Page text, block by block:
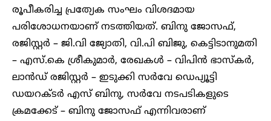
രൂപീകരിച്ച പ്രത്യേക സംഘം വിശദമായ
പരിശോധനയാണ് നടത്തിയത്. ബിനു ജോസഫ്,
രജിസ്റ്റർ – ജി.വി ജ്യോതി, വി.പി ബിജു, കെട്ടിടാനുമതി
– എസ്.കെ ശ്രീകുമാർ, രേഖകൾ – വിപിൻ ഭാസ്കർ,
ലാൻഡ് രജിസ്റ്റർ – ഇടുക്കി സർവേ ഡെപ്യൂട്ടി
ഡയറക്ടർ എസ് ബിനു, സർവേ നടപടികളുടെ
ക്രമക്കേട് – ബിനു ജോസഫ് എന്നിവരാണ്